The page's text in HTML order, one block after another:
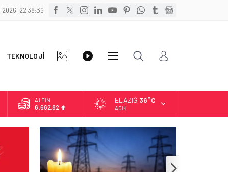
22:38:36
TEKNOLOJİ
GALERİGALERİ
DİĞER
BİST
13.779,39
DOLAR
55,1808
ELAZIĞ 36°C
AÇIK